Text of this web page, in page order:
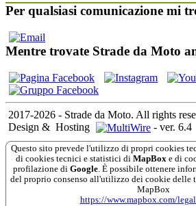
Per qualsiasi comunicazione mi
Mentre trovate Strade da Moto
2017-2026 - Strade da Moto. All rights
Design & Hosting - ver. 6.4
Questo sito prevede l'utilizzo di propri cookies
di cookies tecnici e statistici di MapBoxe di
profilazione di Google. È possibile ottenere
del proprio consenso all'utilizzo dei cookie delle
MapBox
https://www.mapbox.com/